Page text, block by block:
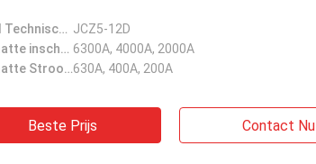
Hoofd Technische Parameters:: JCZ5-12D
Geschatte inschakelenstroom: 6300A, 4000A, 2000A
Geschatte Stroom:630A, 400A, 200A
Beste Prijs Contact Nu